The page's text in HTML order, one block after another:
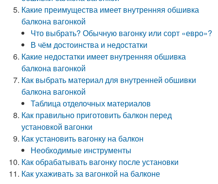
Какие преимущества имеет внутренняя обшивка
балкона вагонкой
Что выбрать? Обычную вагонку или сорт «евро»?
В чём достоинства и недостатки
Какие недостатки имеет внутренняя обшивка
балкона вагонкой
Как выбрать материал для внутренней обшивки
балкона вагонкой
Таблица отделочных материалов
Как правильно приготовить балкон перед
установкой вагонки
Как установить вагонку на балкон
Необходимые инструменты
Как обрабатывать вагонку после установки
Как ухаживать за вагонкой на балконе